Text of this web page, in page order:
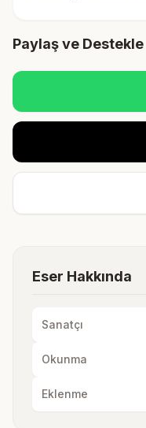
Paylaş ve Destekle
Eser Hakkında
Sanatçı
Okunma
Eklenme